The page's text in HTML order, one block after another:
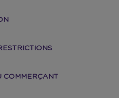
COMMERÇANT